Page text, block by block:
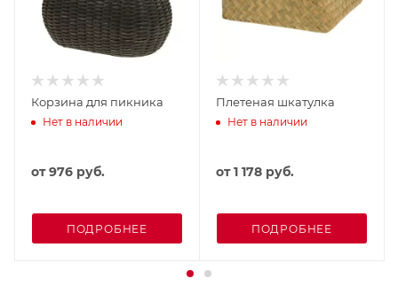
Корзина для пикника
Нет в наличии
от976 руб.
ПОДРОБНЕЕ
Плетеная шкатулка
Нет в наличии
от1 178 руб.
ПОДРОБНЕЕ